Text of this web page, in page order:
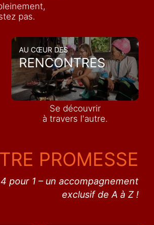
pas.
AU CŒUR DES
RENCONTRES
Se découvrir
à travers l'autre.
PROMESSE
pour 1 – un accompagnement
exclusif de A à Z !